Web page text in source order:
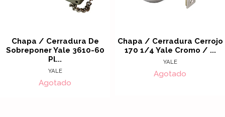
Chapa / Cerradura De
Sobreponer Yale 3610-60
Pl...
YALE
Agotado
Chapa / Cerradura Cerrojo
170 1/4 Yale Cromo / ...
YALE
Agotado